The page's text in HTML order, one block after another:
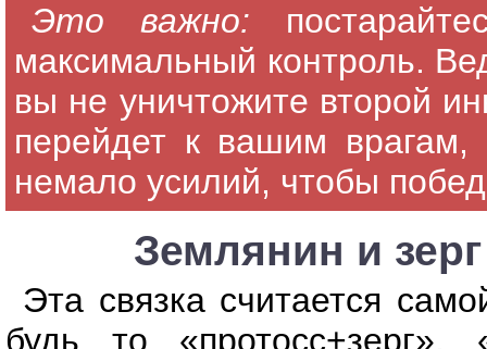
Это важно:
максимальный контроль.
вы не уничтожите второй
перейдет к вашим врагам,
немало усилий, чтобы
Землянин и
Эта связка считается
будь то «протосс+зерг»,